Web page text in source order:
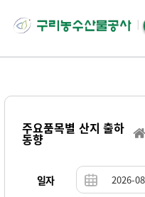
주요품목별 산지 출하
동향
일자